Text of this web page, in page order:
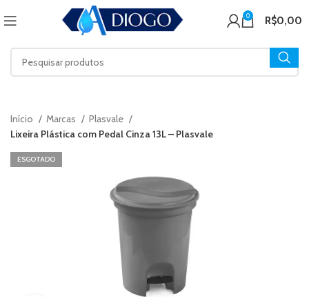
0 R$0,00
Início Marcas
Plasvale
Lixeira Plástica com Pedal Cinza 13L – Plasvale
ESGOTADO